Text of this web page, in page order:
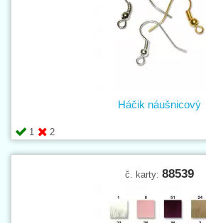
1 2
Háčik náušnicový
č. karty: 88539